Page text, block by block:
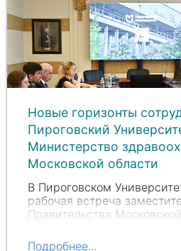
Новые горизонты
Пироговский
Министерство
Московской области
В Пироговском
рабочая встреча
Правительства
областиМаксима
Подробнее...